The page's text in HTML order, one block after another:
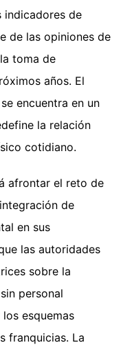
indicadores de
de las opiniones de
toma de
años. El
encuentra en un
la relación
cotidiano.
afrontar el reto de
de
en sus
las autoridades
sobre la
personal
esquemas
franquicias. La